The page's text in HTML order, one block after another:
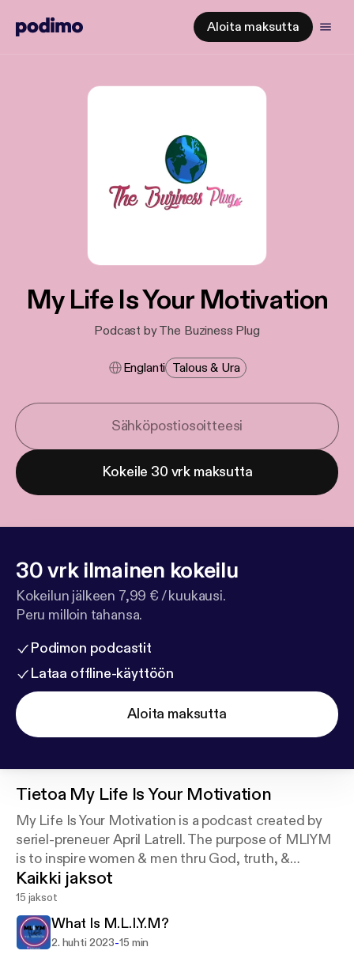
Aloita maksutta
My Life Is Your Motivation
Podcast by The Buziness Plug
Englanti Talous & Ura
Kokeile 30 vrk maksutta
30 vrk ilmainen kokeilu
Kokeilun jälkeen 7,99 € / kuukausi.
Peru milloin tahansa.
Podimon podcastit
Lataa offline-käyttöön
Aloita maksutta
Tietoa My Life Is Your Motivation
My Life Is Your Motivation is a podcast created by
seriel-preneuer April Latrell. The purpose of MLIYM
is to inspire women & men thru God, truth, &
stories.
Kaikki jaksot
15 jaksot
What Is M.L.I.Y.M?
2. huhti 2023-15 min